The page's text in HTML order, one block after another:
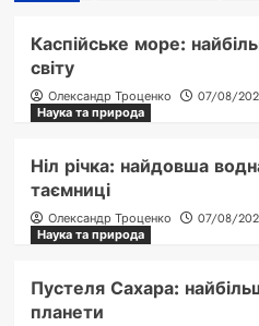
Каспійське море:
світу
Олександр Троценко
07/08/
Наука та природа
Ніл річка: найдовша
таємниці
Олександр Троценко
07/08/
Наука та природа
Пустеля Сахара:
планети